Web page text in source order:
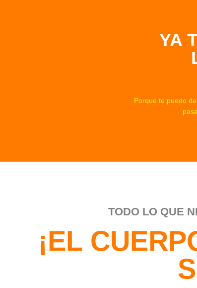
YA
Porque te puedo
TODO LO QUE
¡EL